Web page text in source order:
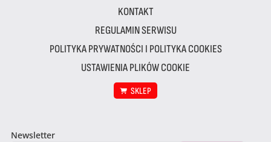
KONTAKT
REGULAMIN SERWISU
POLITYKA PRYWATNOŚCI I POLITYKA COOKIES
USTAWIENIA PLIKÓW COOKIE
SKLEP
Newsletter